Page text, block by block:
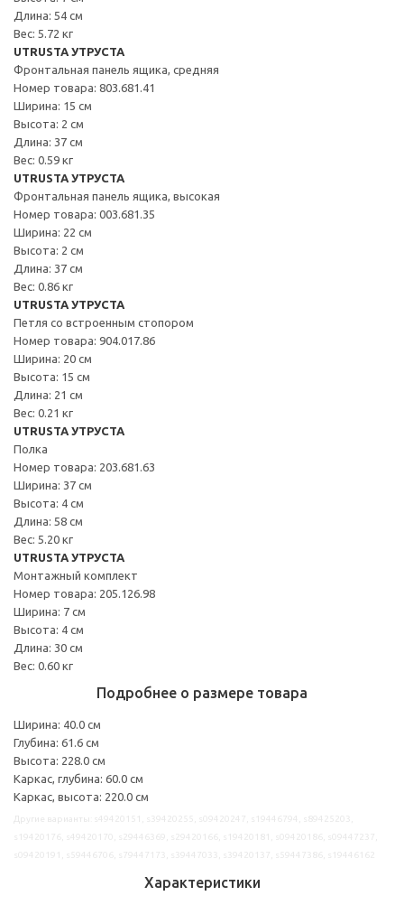
Длина: 54 см
Вес: 5.72 кг
UTRUSTA УТРУСТА
Фронтальная панель ящика, средняя
Номер товара: 803.681.41
Ширина: 15 см
Высота: 2 см
Длина: 37 см
Вес: 0.59 кг
UTRUSTA УТРУСТА
Фронтальная панель ящика, высокая
Номер товара: 003.681.35
Ширина: 22 см
Высота: 2 см
Длина: 37 см
Вес: 0.86 кг
UTRUSTA УТРУСТА
Петля со встроенным стопором
Номер товара: 904.017.86
Ширина: 20 см
Высота: 15 см
Длина: 21 см
Вес: 0.21 кг
UTRUSTA УТРУСТА
Полка
Номер товара: 203.681.63
Ширина: 37 см
Высота: 4 см
Длина: 58 см
Вес: 5.20 кг
UTRUSTA УТРУСТА
Монтажный комплект
Номер товара: 205.126.98
Ширина: 7 см
Высота: 4 см
Длина: 30 см
Вес: 0.60 кг
Подробнее о размере товара
Ширина: 40.0 см
Глубина: 61.6 см
Высота: 228.0 см
Каркас, глубина: 60.0 см
Каркас, высота: 220.0 см
Характеристики